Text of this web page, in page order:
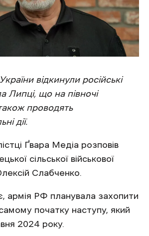
відкинули російські
Липці, що на півночі
проводять
дії.
Ґвара Медіа розповів
сільської військової
Слабченко.
армія РФ планувала захопити
початку наступу, який
2024 року.